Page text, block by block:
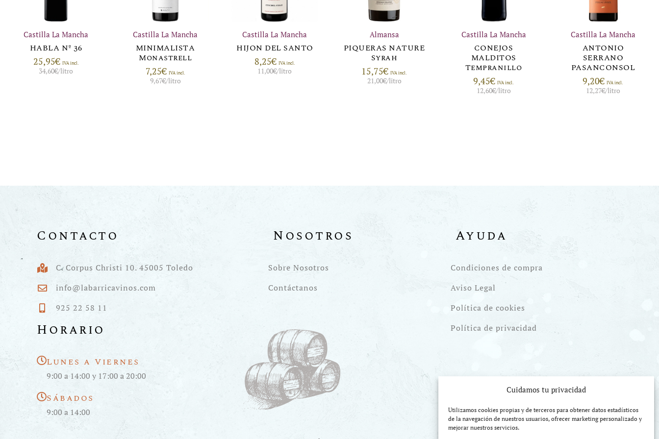
Cuidamos tu privacidad
Utilizamos cookies propias y de terceros para obtener datos estadísticos
de la navegación de nuestros usuarios, ofrecer marketing personalizado y
mejorar nuestros servicios.
Castilla La Mancha
HABLA Nº 36
25,95€ IVA incl.
34,60€/litro
Castilla La Mancha
MINIMALISTA
Monastrell
7,25€ IVA incl.
9,67€/litro
Castilla La Mancha
HIJON DEL SANTO
8,25€ IVA incl.
11,00€/litro
Almansa
PIQUERAS NATURE
Syrah
15,75€ IVA incl.
21,00€/litro
Castilla La Mancha
CONEJOS
MALDITOS
Tempranillo
9,45€ IVA incl.
12,60€/litro
Castilla La Mancha
ANTONIO
SERRANO
PASANCONSOL
9,20€ IVA incl.
12,27€/litro
Contacto
C. Corpus Christi 10. 45005 Toledo
info@labarricavinos.com
925 22 58 11
Horario
Lunes a Viernes
9:00 a 14:00 y 17:00 a 20:00
Sábados
9:00 a 14:00
Nosotros
Sobre Nosotros
Contáctanos
Ayuda
Condiciones de compra
Aviso Legal
Política de cookies
Política de privacidad